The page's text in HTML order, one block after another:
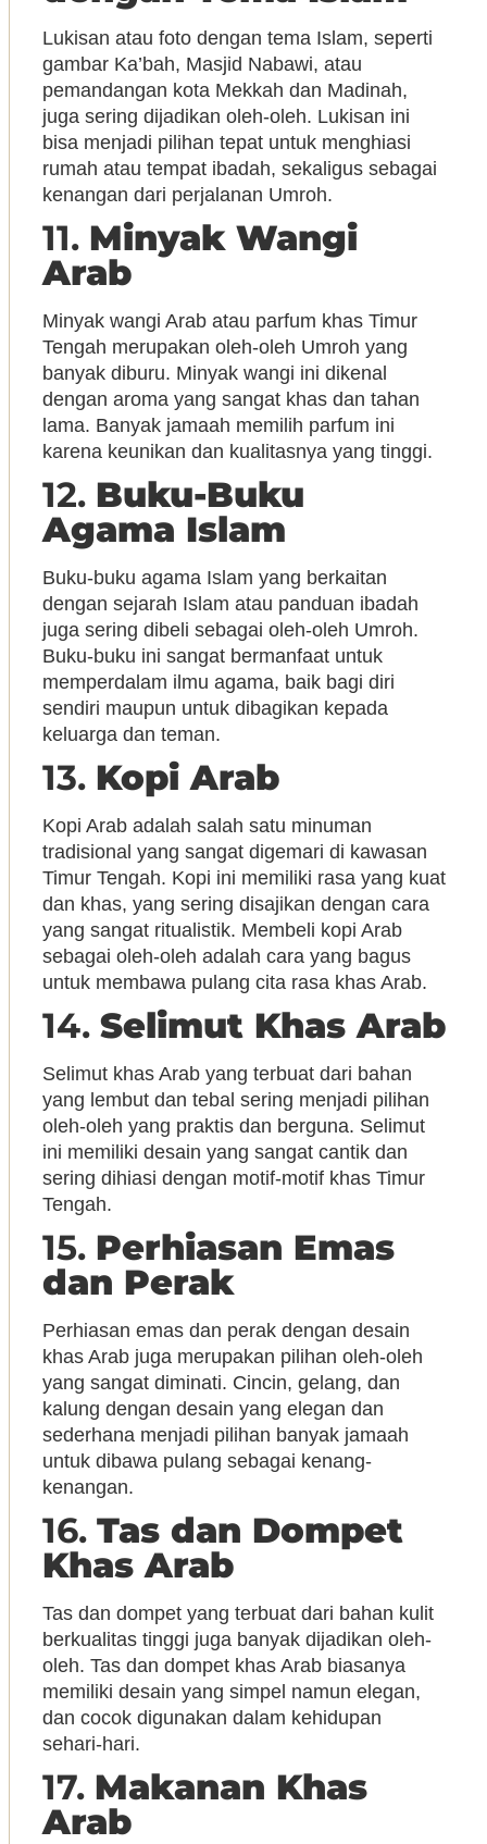
Lukisan atau foto dengan tema Islam, seperti
gambar Ka’bah, Masjid Nabawi, atau
pemandangan kota Mekkah dan Madinah,
juga sering dijadikan oleh-oleh. Lukisan ini
bisa menjadi pilihan tepat untuk menghiasi
rumah atau tempat ibadah, sekaligus sebagai
kenangan dari perjalanan Umroh.
11. Minyak Wangi
Arab
Minyak wangi Arab atau parfum khas Timur
Tengah merupakan oleh-oleh Umroh yang
banyak diburu. Minyak wangi ini dikenal
dengan aroma yang sangat khas dan tahan
lama. Banyak jamaah memilih parfum ini
karena keunikan dan kualitasnya yang tinggi.
12. Buku-Buku
Agama Islam
Buku-buku agama Islam yang berkaitan
dengan sejarah Islam atau panduan ibadah
juga sering dibeli sebagai oleh-oleh Umroh.
Buku-buku ini sangat bermanfaat untuk
memperdalam ilmu agama, baik bagi diri
sendiri maupun untuk dibagikan kepada
keluarga dan teman.
13. Kopi Arab
Kopi Arab adalah salah satu minuman
tradisional yang sangat digemari di kawasan
Timur Tengah. Kopi ini memiliki rasa yang kuat
dan khas, yang sering disajikan dengan cara
yang sangat ritualistik. Membeli kopi Arab
sebagai oleh-oleh adalah cara yang bagus
untuk membawa pulang cita rasa khas Arab.
14. Selimut Khas Arab
Selimut khas Arab yang terbuat dari bahan
yang lembut dan tebal sering menjadi pilihan
oleh-oleh yang praktis dan berguna. Selimut
ini memiliki desain yang sangat cantik dan
sering dihiasi dengan motif-motif khas Timur
Tengah.
15. Perhiasan Emas
dan Perak
Perhiasan emas dan perak dengan desain
khas Arab juga merupakan pilihan oleh-oleh
yang sangat diminati. Cincin, gelang, dan
kalung dengan desain yang elegan dan
sederhana menjadi pilihan banyak jamaah
untuk dibawa pulang sebagai kenang-
kenangan.
16. Tas dan Dompet
Khas Arab
Tas dan dompet yang terbuat dari bahan kulit
berkualitas tinggi juga banyak dijadikan oleh-
oleh. Tas dan dompet khas Arab biasanya
memiliki desain yang simpel namun elegan,
dan cocok digunakan dalam kehidupan
sehari-hari.
17. Makanan Khas
Arab